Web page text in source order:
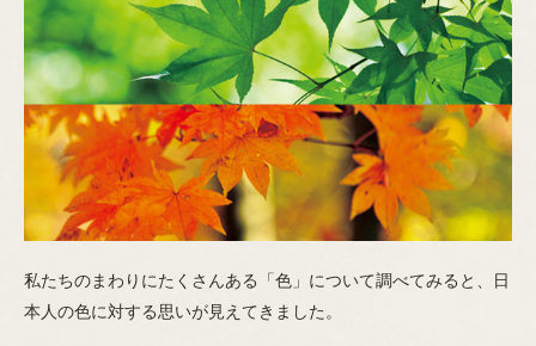
私たちのまわりにたくさんある「色」について調べてみると、日
本人の色に対する思いが見えてきました。